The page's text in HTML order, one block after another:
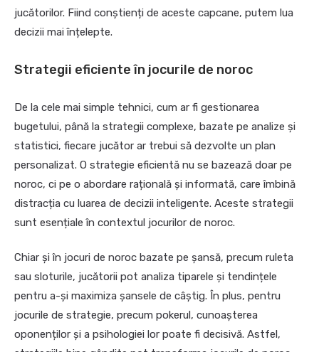
jucătorilor. Fiind conștienți de aceste capcane, putem lua
decizii mai înțelepte.
Strategii eficiente în jocurile de noroc
De la cele mai simple tehnici, cum ar fi gestionarea
bugetului, până la strategii complexe, bazate pe analize și
statistici, fiecare jucător ar trebui să dezvolte un plan
personalizat. O strategie eficientă nu se bazează doar pe
noroc, ci pe o abordare rațională și informată, care îmbină
distracția cu luarea de decizii inteligente. Aceste strategii
sunt esențiale în contextul jocurilor de noroc.
Chiar și în jocuri de noroc bazate pe șansă, precum ruleta
sau sloturile, jucătorii pot analiza tiparele și tendințele
pentru a-și maximiza șansele de câștig. În plus, pentru
jocurile de strategie, precum pokerul, cunoașterea
oponenților și a psihologiei lor poate fi decisivă. Astfel,